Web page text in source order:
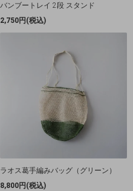
バンブートレイ 2段 スタンド
2,750円(税込)
ラオス葛手編みバッグ（グリーン）
8,800円(税込)